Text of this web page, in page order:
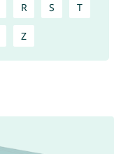
R S T
Z